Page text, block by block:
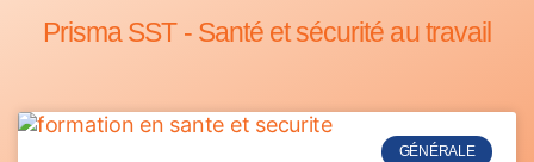
Prisma SST - Santé et sécurité au travail
GÉNÉRALE